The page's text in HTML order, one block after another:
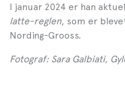
I januar 2024 er han
latte-reglen, som er
Nording-Grooss.
Fotograf: Sara Galbiati,